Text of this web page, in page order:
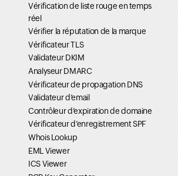
Vérification de liste rouge en temps
réel
Vérifier la réputation de la marque
Vérificateur TLS
Validateur DKIM
Analyseur DMARC
Vérificateur de propagation DNS
Validateur d’email
Contrôleur d’expiration de domaine
Vérificateur d’enregistrement SPF
Whois Lookup
EML Viewer
ICS Viewer